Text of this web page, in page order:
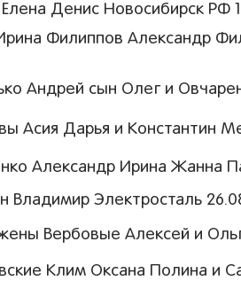
Денис Новосибирск РФ
Филиппов Александр
Андрей сын Олег и
Асия Дарья и Константин
Александр Ирина Жанна
Владимир Электросталь
Вербовые Алексей и
Клим Оксана Полина и